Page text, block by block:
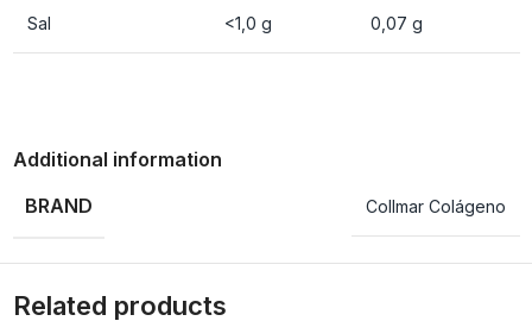
Sal <1,0 g 0,07 g
Additional information
BRAND
Collmar Colágeno
Related products